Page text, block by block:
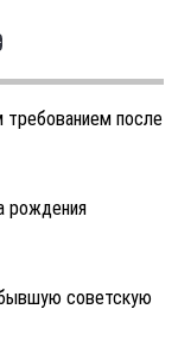
требованием после
рождения
советскую